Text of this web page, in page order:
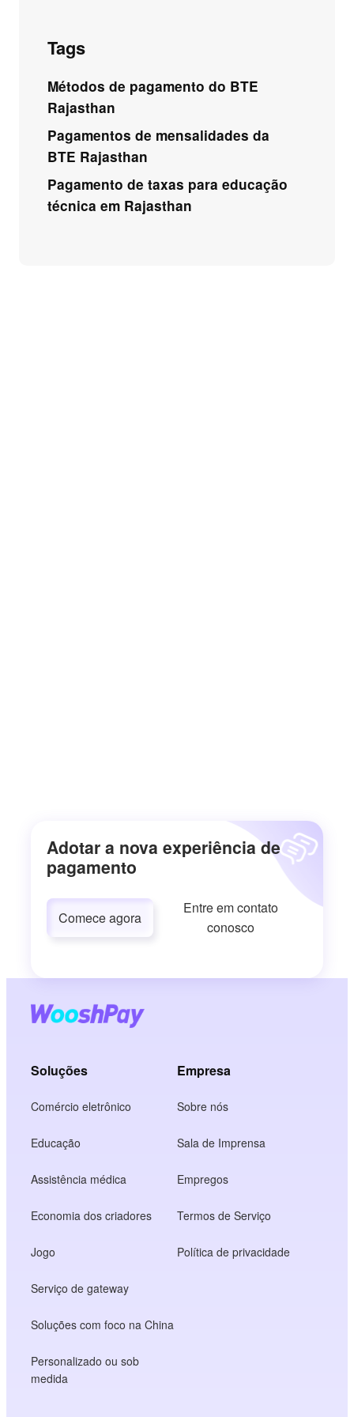
Tags
Métodos de pagamento do BTE
Rajasthan
Pagamentos de mensalidades da
BTE Rajasthan
Pagamento de taxas para educação
técnica em Rajasthan
Adotar a nova experiência de
pagamento
Comece agora
Entre em contato
conosco
Soluções
Comércio eletrônico
Educação
Assistência médica
Economia dos criadores
Jogo
Serviço de gateway
Soluções com foco na China
Personalizado ou sob
medida
Empresa
Sobre nós
Sala de Imprensa
Empregos
Termos de Serviço
Política de privacidade